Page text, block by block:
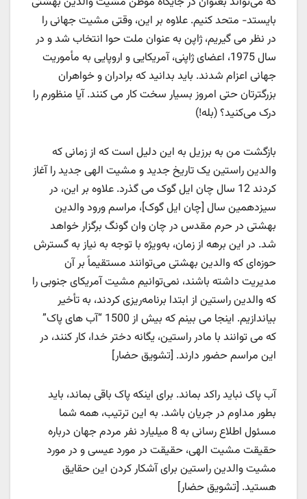
بایستد- متحد کنیم. علاوه بر این، وقتی مشیت جهانی را
در نظر می گیریم، ژاپن به عنوان ملت حوا انتخاب شد و در
سال 1975، اعضای ژاپنی، آمریکایی و اروپایی به مأموریت
جهانی اعزام شدند. باید بدانید که برادران و خواهران
بزرگترتان حتی امروز بسیار سخت کار می کنند. آیا منظورم را
درک می‌کنید؟ (بله!)
بازگشت من به برزیل به این دلیل است که از زمانی که
والدین راستین یک تاریخ جدید و مشیت الهی جدید را آغاز
کردند 12 سال چان ایل گوک می گذرد. علاوه بر این، در
سیزدهمین سال [چان ایل گوک]، مراسم ورود والدین
بهشتی در حرم مقدس در چان وان گونگ برگزار خواهد
شد. در این برهه از زمان، به‌ویژه با توجه به نیاز به گسترش
حوزه‌ای که والدین بهشتی می‌توانند مستقیماً بر آن
مدیریت داشته باشند، نمی‌توانیم مشیت آمریکای جنوبی را
که والدین راستین از ابتدا برنامه‌ریزی کردند، به تأخیر
بیاندازیم. اینجا می بینم که بیش از 1500 “آب های پاک”
که می توانند با مادر راستین، یگانه دختر خدا، کار کنند، در
این مراسم حضور دارند. [تشویق حضار]
آب پاک نباید راکد بماند. برای اینکه پاک باقی بماند، باید
بطور مداوم در جریان باشد. به این ترتیب، همه شما
مسئول اطلاع رسانی به 8 میلیارد نفر مردم جهان درباره
حقیقت مشیت الهی، حقیقت در مورد عیسی و در مورد
مشیت والدین راستین برای آشکار کردن این حقایق
هستید. [تشویق حضار]